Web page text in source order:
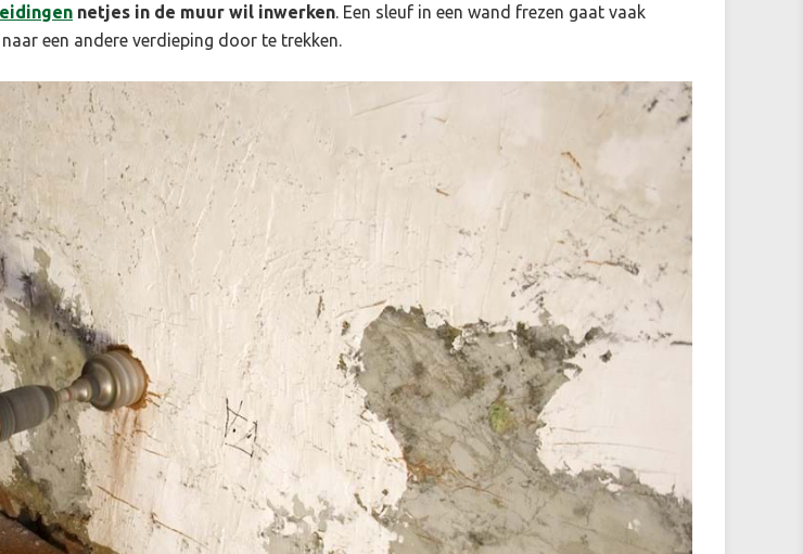
netjes in de muur wil inwerken. Een sleuf in een wand frezen gaat vaak
een andere verdieping door te trekken.